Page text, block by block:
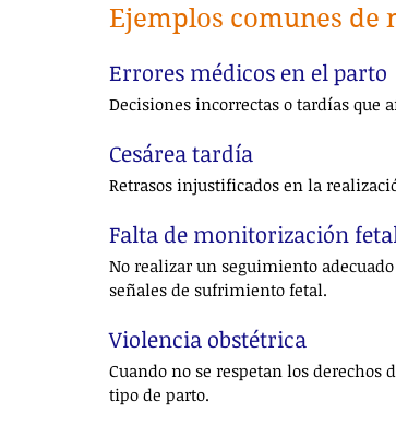
Ejemplos comunes de
Errores médicos en el parto
Decisiones incorrectas o tardías que
Cesárea tardía
Retrasos injustificados en la
Falta de monitorización
No realizar un seguimiento
señales de sufrimiento fetal.
Violencia obstétrica
Cuando no se respetan los
tipo de parto.